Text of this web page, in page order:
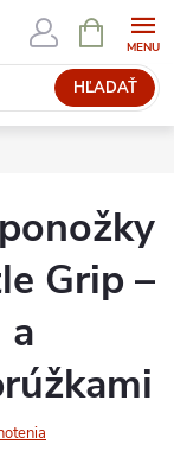
HĽADAŤ
KOŠÍK
Grip –